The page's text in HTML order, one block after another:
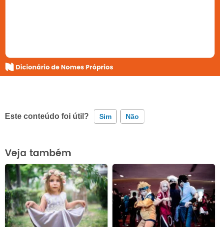
Este conteúdo foi útil? Sim Não
Este conteúdo contém informação incorreta
Este conteúdo não tem a informação que procuro
Outro
Veja também